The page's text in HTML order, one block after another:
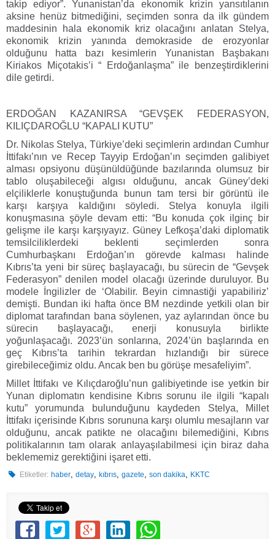
takip ediyor”. Yunanistan’da ekonomik krizin yansıtılanın
aksine henüz bitmediğini, seçimden sonra da ilk gündem
maddesinin hala ekonomik kriz olacağını anlatan Stelya,
ekonomik krizin yanında demokraside de erozyonlar
olduğunu hatta bazı kesimlerin Yunanistan Başbakanı
Kiriakos Miçotakis’i “ Erdoğanlaşma” ile benzeştirdiklerini
dile getirdi.
ERDOĞAN KAZANIRSA “GEVŞEK FEDERASYON,
KILIÇDAROĞLU “KAPALI KUTU”
Dr. Nikolas Stelya, Türkiye’deki seçimlerin ardından Cumhur
İttifakı’nın ve Recep Tayyip Erdoğan’ın seçimden galibiyet
alması opsiyonu düşünüldüğünde bazılarında olumsuz bir
tablo oluşabileceği algısı olduğunu, ancak Güney’deki
elçiliklerle konuştuğunda bunun tam tersi bir görüntü ile
karşı karşıya kaldığını söyledi. Stelya konuyla ilgili
konuşmasına şöyle devam etti: “Bu konuda çok ilginç bir
gelişme ile karşı karşıyayız. Güney Lefkoşa’daki diplomatik
temsilciliklerdeki beklenti seçimlerden sonra
Cumhurbaşkanı Erdoğan’ın görevde kalması halinde
Kıbrıs’ta yeni bir süreç başlayacağı, bu sürecin de “Gevşek
Federasyon” denilen model olacağı üzerinde duruluyor. Bu
modele İngilizler de ‘Olabilir. Beyin cimnastiği yapabiliriz’
demişti. Bundan iki hafta önce BM nezdinde yetkili olan bir
diplomat tarafından bana söylenen, yaz aylarından önce bu
sürecin başlayacağı, enerji konusuyla birlikte
yoğunlaşacağı. 2023’ün sonlarına, 2024’ün başlarında en
geç Kıbrıs’ta tarihin tekrardan hızlandığı bir sürece
girebileceğimiz oldu. Ancak ben bu görüşe mesafeliyim”.
Millet İttifakı ve Kılıçdaroğlu’nun galibiyetinde ise yetkin bir
Yunan diplomatın kendisine Kıbrıs sorunu ile ilgili “kapalı
kutu” yorumunda bulunduğunu kaydeden Stelya, Millet
İttifakı içerisinde Kıbrıs sorununa karşı olumlu mesajların var
olduğunu, ancak patikte ne olacağını bilemediğini, Kıbrıs
politikalarının tam olarak anlayaşılabilmesi için biraz daha
beklememiz gerektiğini işaret etti.
Etiketler: haber ,detay ,kıbrıs ,gazete ,son dakika KKTC